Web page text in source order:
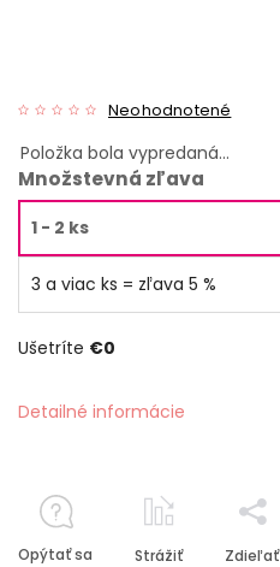
Neohodnotené
Položka bola vypredaná…
Množstevná zľava
1 - 2 ks
3 a viac ks = zľava 5 %
Ušetríte €0
Detailné informácie
Opýtať sa Strážiť Zdieľať